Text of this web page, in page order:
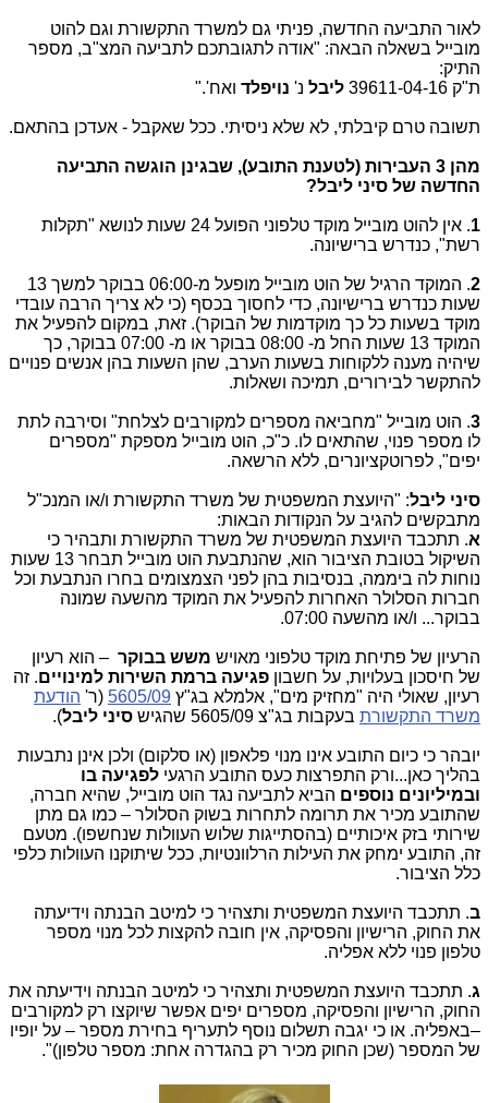
לאור התביעה החדשה, פניתי גם למשרד התקשורת וגם להוט
מובייל בשאלה הבאה: "אודה לתגובתכם לתביעה המצ"ב, מספר
התיק:
ת"ק 39611-04-16
ליבל נ' נויפלד ואח'."
תשובה טרם קיבלתי, לא שלא ניסיתי. ככל שאקבל - אעדכן בהתאם.
מהן 3 העבירות (לטענת התובע), שבגינן הוגשה התביעה
החדשה של סיני ליבל?
1
. אין להוט מובייל מוקד טלפוני הפועל 24 שעות לנושא "תקלות
רשת", כנדרש ברישיונה.
2
. המוקד הרגיל של הוט מובייל מופעל מ-06:00 בבוקר למשך 13
שעות כנדרש ברישיונה, כדי לחסוך בכסף (כי לא צריך הרבה עובדי
מוקד בשעות כל כך מוקדמות של הבוקר). זאת, במקום להפעיל את
המוקד 13 שעות החל מ- 08:00 בבוקר או מ- 07:00 בבוקר, כך
שיהיה מענה ללקוחות בשעות הערב, שהן השעות בהן אנשים פנויים
להתקשר לבירורים, תמיכה ושאלות.
3. הוט מובייל "מחביאה מספרים למקורבים לצלחת" וסירבה לתת
לו מספר פנוי, שהתאים לו. כ"כ, הוט מובייל מספקת "מספרים
יפים", לפרוטקציונרים, ללא הרשאה.
סיני ליבל: "היועצת המשפטית של משרד התקשורת ו/או המנכ"ל
מתבקשים להגיב על הנקודות הבאות:
א. תתכבד היועצת המשפטית של משרד התקשורת ותבהיר כי
השיקול בטובת הציבור הוא, שהנתבעת הוט מובייל תבחר 13 שעות
נוחות לה ביממה, בנסיבות בהן לפני הצמצומים בחרו הנתבעת וכל
חברות הסלולר האחרות להפעיל את המוקד מהשעה שמונה
בבוקר... ו/או מהשעה 07:00.
הרעיון של פתיחת מוקד טלפוני מאויש משש בבוקר – הוא רעיון
של חיסכון בעלויות, על חשבון פגיעה ברמת השירות למינויים. זה
רעיון, שאולי היה "מחזיק מים", אלמלא בג"ץ 5605/09 (ר' הודעת
משרד התקשורת בעקבות בג"צ 5605/09 שהגיש סיני ליבל).
יובהר כי כיום התובע אינו מנוי פלאפון (או סלקום) ולכן אינן נתבעות
בהליך כאן...ורק התפרצות כעס התובע הרגעי לפגיעה בו
ובמיליונים נוספים הביא לתביעה נגד הוט מובייל, שהיא חברה,
שהתובע מכיר את תרומה לתחרות בשוק הסלולר – כמו גם מתן
שירותי בזק איכותיים (בהסתייגות שלוש העוולות שנחשפו). מטעם
זה, התובע ימחק את העילות הרלוונטיות, ככל שיתוקנו העוולות כלפי
כלל הציבור.
ב. תתכבד היועצת המשפטית ותצהיר כי למיטב הבנתה וידיעתה
את החוק, הרישיון והפסיקה, אין חובה להקצות לכל מנוי מספר
טלפון פנוי ללא אפליה.
ג. תתכבד היועצת המשפטית ותצהיר כי למיטב הבנתה וידיעתה את
החוק, הרישיון והפסיקה, מספרים יפים אפשר שיוקצו רק למקורבים
–באפליה. או כי יגבה תשלום נוסף לתעריף בחירת מספר – על יופיו
של המספר (שכן החוק מכיר רק בהגדרה אחת: מספר טלפון)".